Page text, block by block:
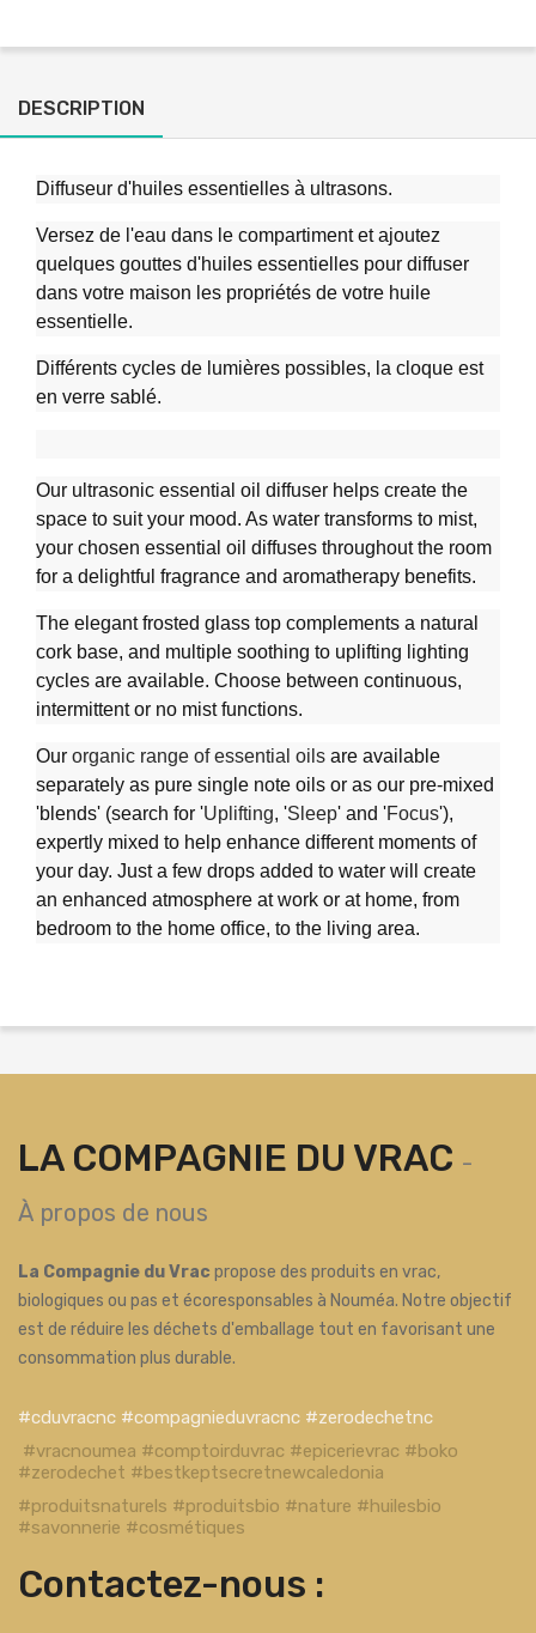
DESCRIPTION
Diffuseur d'huiles essentielles à ultrasons.
Versez de l'eau dans le compartiment et ajoutez
quelques gouttes d'huiles essentielles pour diffuser
dans votre maison les propriétés de votre huile
essentielle.
Différents cycles de lumières possibles, la cloque est
en verre sablé.
Our ultrasonic essential oil diffuser helps create the
space to suit your mood. As water transforms to mist,
your chosen essential oil diffuses throughout the room
for a delightful fragrance and aromatherapy benefits.
The elegant frosted glass top complements a natural
cork base, and multiple soothing to uplifting lighting
cycles are available. Choose between continuous,
intermittent or no mist functions.
Our organic range of essential oils are available
separately as pure single note oils or as our pre-mixed
'blends' (search for 'Uplifting, 'Sleep' and 'Focus'),
expertly mixed to help enhance different moments of
your day. Just a few drops added to water will create
an enhanced atmosphere at work or at home, from
bedroom to the home office, to the living area.
LA COMPAGNIE DU VRAC -
À propos de nous
La Compagnie du Vrac propose des produits en vrac,
biologiques ou pas et écoresponsables à Nouméa. Notre objectif
est de réduire les déchets d'emballage tout en favorisant une
consommation plus durable.
#cduvracnc #compagnieduvracnc #zerodechetnc
#vracnoumea #comptoirduvrac #epicerievrac #boko
#zerodechet #bestkeptsecretnewcaledonia
#produitsnaturels #produitsbio #nature #huilesbio
#savonnerie #cosmétiques
Contactez-nous :